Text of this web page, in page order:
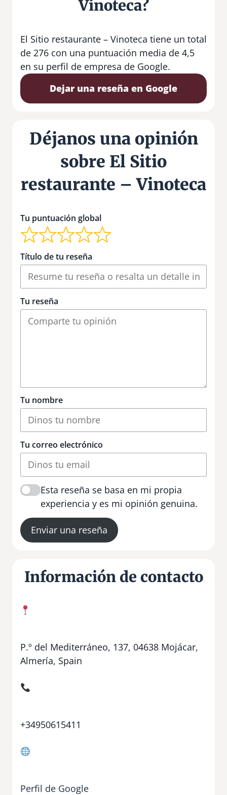
Vinoteca?
El Sitio restaurante – Vinoteca tiene un total
de 276 con una puntuación media de 4,5
en su perfil de empresa de Google.
Dejar una reseña en Google
Déjanos una opinión
sobre El Sitio
restaurante – Vinoteca
Tu puntuación global
Título de tu reseña
Tu reseña
Tu nombre
Tu correo electrónico
Esta reseña se basa en mi propia
experiencia y es mi opinión genuina.
Enviar una reseña
Información de contacto
P.º del Mediterráneo, 137, 04638 Mojácar,
Almería, Spain
+34950615411
Perfil de Google